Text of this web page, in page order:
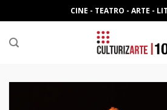
to
content
CINE - TEATRO - ARTE -